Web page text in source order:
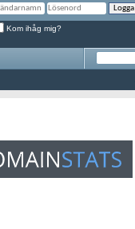
Kom ihåg mig?